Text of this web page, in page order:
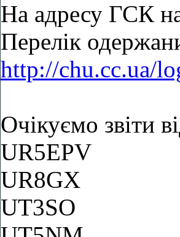
На адресу ГСК
Перелік
http://chu.cc.ua/
Очікуємо звіти
UR5EPV
UR8GX
UT3SO